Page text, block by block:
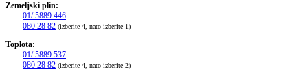
Zemeljski plin:
01/ 5889 446
080 28 82 (izberite 4, nato izberite 1)
Toplota:
01/ 5889 537
080 28 82 (izberite 4, nato izberite 2)